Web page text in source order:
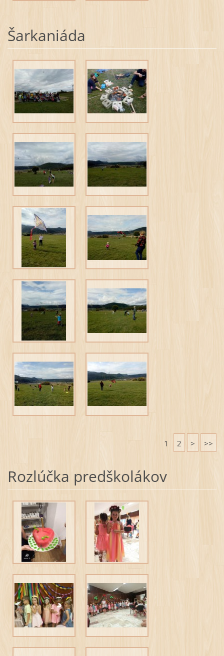
Šarkaniáda
1 2 > >>
Rozlúčka predškolákov